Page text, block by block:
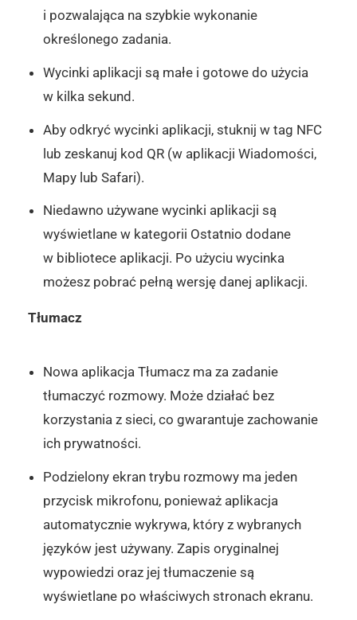
i pozwalająca na szybkie wykonanie
określonego zadania.
Wycinki aplikacji są małe i gotowe do użycia
w kilka sekund.
Aby odkryć wycinki aplikacji, stuknij w tag NFC
lub zeskanuj kod QR (w aplikacji Wiadomości,
Mapy lub Safari).
Niedawno używane wycinki aplikacji są
wyświetlane w kategorii Ostatnio dodane
w bibliotece aplikacji. Po użyciu wycinka
możesz pobrać pełną wersję danej aplikacji.
Tłumacz
Nowa aplikacja Tłumacz ma za zadanie
tłumaczyć rozmowy. Może działać bez
korzystania z sieci, co gwarantuje zachowanie
ich prywatności.
Podzielony ekran trybu rozmowy ma jeden
przycisk mikrofonu, ponieważ aplikacja
automatycznie wykrywa, który z wybranych
języków jest używany. Zapis oryginalnej
wypowiedzi oraz jej tłumaczenie są
wyświetlane po właściwych stronach ekranu.